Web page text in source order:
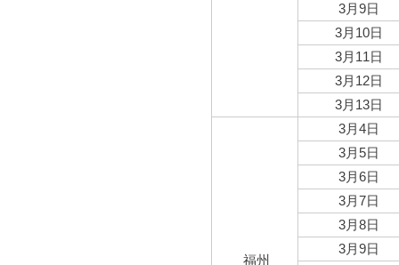
3月9日
3月10日
3月11日
3月12日
3月13日
福州
3月4日
3月5日
3月6日
3月7日
3月8日
3月9日